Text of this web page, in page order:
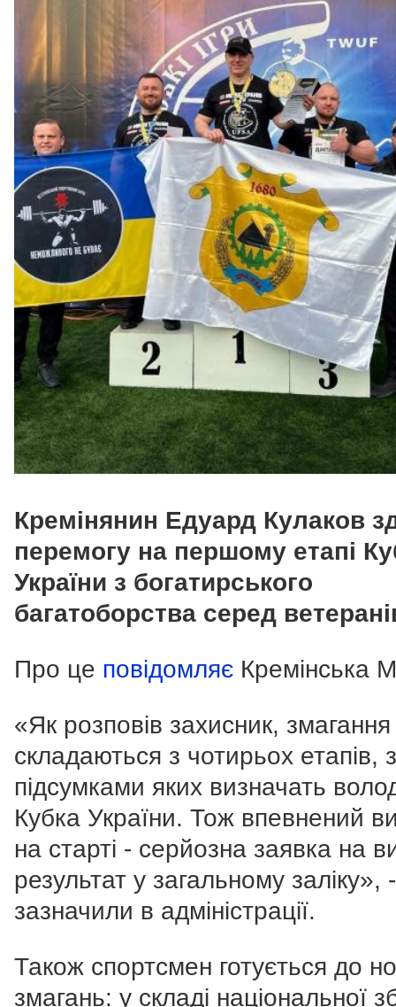
Кремінянин Едуард Кулаков
перемогу на першому етапі
України з богатирського
багатоборства серед
Про це повідомляє Кремінська
«Як розповів захисник, змагання
складаються з чотирьох етапів,
підсумками яких визначать
Кубка України. Тож впевнений
на старті - серйозна заявка на
результат у загальному заліку», -
зазначили в адміністрації.
Також спортсмен готується до
змагань: у складі національної